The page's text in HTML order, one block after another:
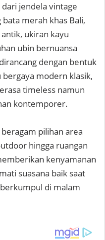
jendela vintage
merah khas Bali,
ukiran kayu
ubin bernuansa
dengan bentuk
modern klasik,
timeless namun
kontemporer.
pilihan area
hingga ruangan
kenyamanan
suasana baik saat
di malam